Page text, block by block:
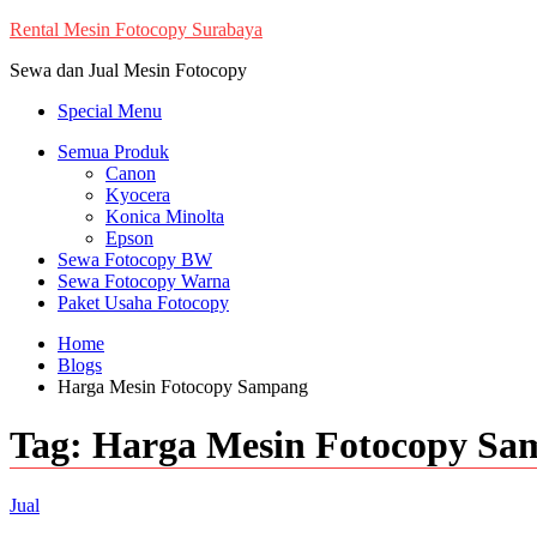
Skip
content
Rental Mesin Fotocopy Surabaya
Sewa dan Jual Mesin Fotocopy
Special Menu
Semua Produk
Canon
Kyocera
Konica Minolta
Epson
Sewa Fotocopy BW
Sewa Fotocopy Warna
Paket Usaha Fotocopy
Home
Blogs
Harga Mesin Fotocopy Sampang
Tag: Harga Mesin Fotocopy
Jual